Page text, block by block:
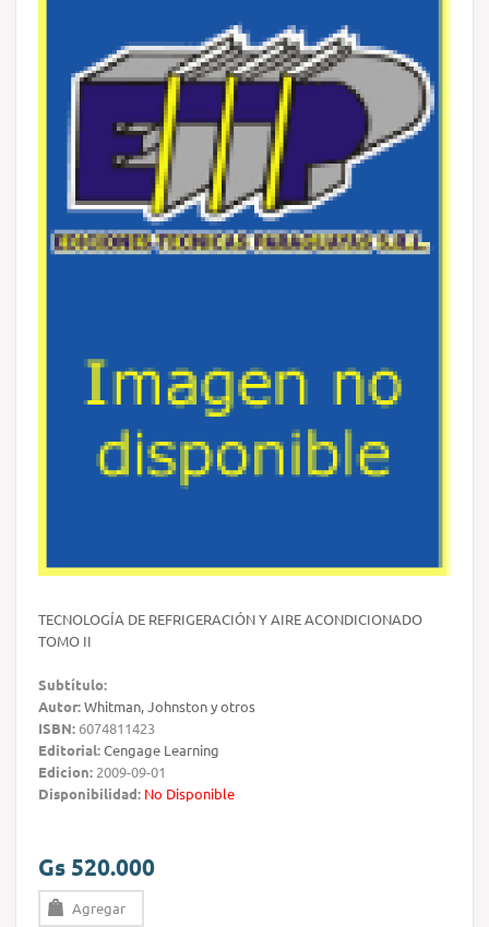
TECNOLOGÍA DE REFRIGERACIÓN Y AIRE ACONDICIONADO
TOMO II
Subtítulo:
Autor:Whitman, Johnston y otros
ISBN: 6074811423
Editorial:Cengage Learning
Edicion: 2009-09-01
Disponibilidad: No Disponible
Gs 520.000
Agregar